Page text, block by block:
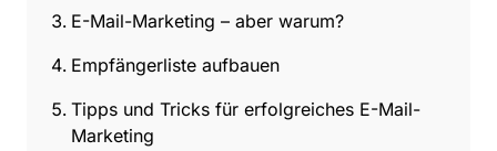
E-Mail-Marketing – aber warum?
Empfängerliste aufbauen
Tipps und Tricks für erfolgreiches E-Mail-
Marketing